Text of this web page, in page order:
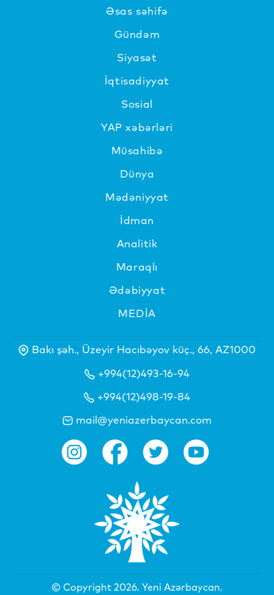
Əsas səhifə
Gündəm
Siyasət
İqtisadiyyat
Sosial
YAP xəbərləri
Müsahibə
Dünya
Mədəniyyat
İdman
Analitik
Maraqlı
Ədəbiyyat
MEDİA
Bakı şəh., Üzeyir Hacıbəyov küç., 66, AZ1000
+994(12)493-16-94
+994(12)498-19-84
mail@yeniazerbaycan.com
© Copyright 2026. Yeni Azərbaycan.